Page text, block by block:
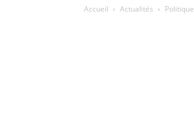
Accueil Actualités Politique